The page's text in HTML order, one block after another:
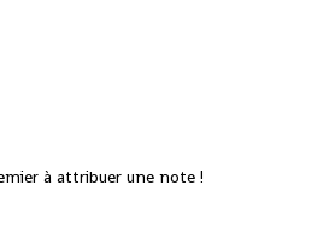
une dizaine de jours à Conakry.
à attribuer une note !